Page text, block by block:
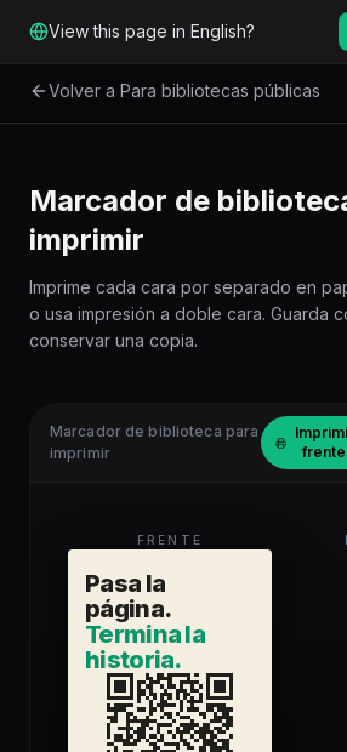
View this page in English?
Volver a Para bibliotecas públicas
Marcador de
imprimir
Imprime cada cara por separado en
o usa impresión a doble cara. Guarda
conservar una copia.
Marcador de biblioteca para
imprimir
frente
FRENTE
Pasa la
página.
Termina la
historia.